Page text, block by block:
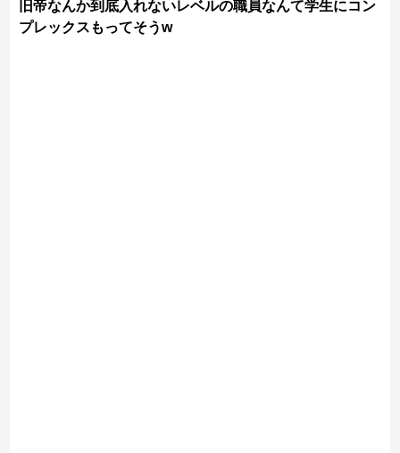
旧帝なんか到底入れないレベルの職員なんて学生にコン
プレックスもってそうw